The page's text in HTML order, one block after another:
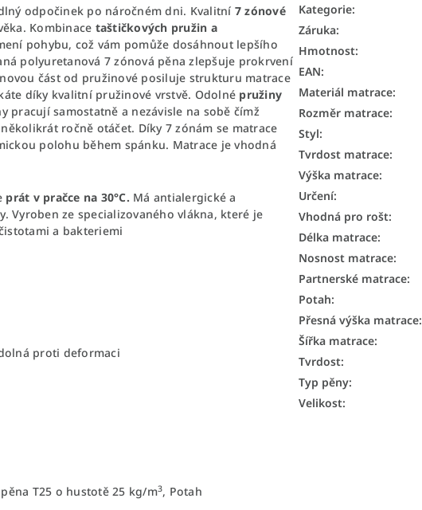
odpočinek po náročném dni. Kvalitní 7 zónové
Kombinace taštičkových pružin a
pohybu, což vám pomůže dosáhnout lepšího
polyuretanová 7 zónová pěna zlepšuje prokrvení
část od pružinové posiluje strukturu matrace
díky kvalitní pružinové vrstvě. Odolné pružiny
pracují samostatně a nezávisle na sobě čímž
ročně otáčet. Díky 7 zónám se matrace
polohu během spánku. Matrace je vhodná
prát v pračce na 30°C. Má antialergické a
ze specializovaného vlákna, které je
a bakteriemi
proti deformaci
T25 o hustotě 25 kg/m3, Potah
Kategorie:
Záruka:
Hmotnost:
EAN:
Materiál matrace:
Rozměr matrace:
Styl:
Tvrdost matrace:
Výška matrace:
Určení:
Vhodná pro rošt:
Délka matrace:
Nosnost matrace:
Partnerské matrace:
Potah:
Přesná výška matrace:
Šířka matrace:
Tvrdost:
Typ pěny:
Velikost: